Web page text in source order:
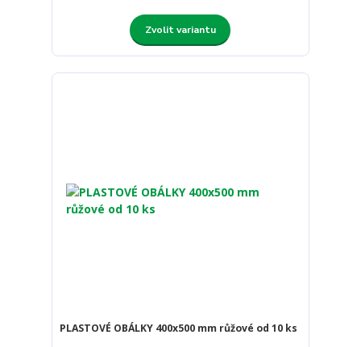
Zvolit variantu
PLASTOVÉ OBÁLKY 400x500 mm růžové od 10 ks